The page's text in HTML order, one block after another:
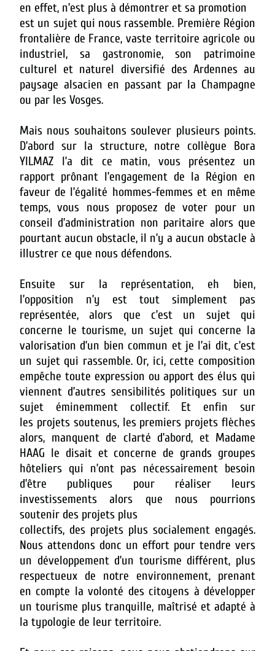
en effet, n’est plus à démontrer et sa promotion
est un sujet qui nous rassemble. Première Région
frontalière de France, vaste territoire agricole ou
industriel, sa gastronomie, son patrimoine
culturel et naturel diversifié des Ardennes au
paysage alsacien en passant par la Champagne
ou par les Vosges.
Mais nous souhaitons soulever plusieurs points.
D’abord sur la structure, notre collègue Bora
YILMAZ l’a dit ce matin, vous présentez un
rapport prônant l’engagement de la Région en
faveur de l’égalité hommes-femmes et en même
temps, vous nous proposez de voter pour un
conseil d’administration non paritaire alors que
pourtant aucun obstacle, il n’y a aucun obstacle à
illustrer ce que nous défendons.
Ensuite sur la représentation, eh bien,
l’opposition n’y est tout simplement pas
représentée, alors que c’est un sujet qui
concerne le tourisme, un sujet qui concerne la
valorisation d’un bien commun et je l’ai dit, c’est
un sujet qui rassemble. Or, ici, cette composition
empêche toute expression ou apport des élus qui
viennent d’autres sensibilités politiques sur un
sujet éminemment collectif. Et enfin sur
les projets soutenus, les premiers projets flèches
alors, manquent de clarté d’abord, et Madame
HAAG le disait et concerne de grands groupes
hôteliers qui n’ont pas nécessairement besoin
d’être publiques pour réaliser leurs
investissements alors que nous pourrions
soutenir des projets plus
collectifs, des projets plus socialement engagés.
Nous attendons donc un effort pour tendre vers
un développement d’un tourisme différent, plus
respectueux de notre environnement, prenant
en compte la volonté des citoyens à développer
un tourisme plus tranquille, maîtrisé et adapté à
la typologie de leur territoire.